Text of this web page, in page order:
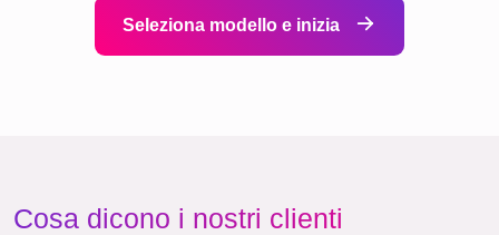
Seleziona modello e inizia
Cosa dicono i nostri clienti